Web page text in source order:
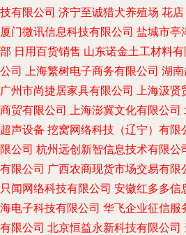
技有限公司 济宁至诚猎犬养殖场 花店
厦门微讯信息科技有限公司 盐城市亭
部 日用百货销售 山东诺金土工材料有
公司 上海繁树电子商务有限公司 湖
广州市尚捷居家具有限公司 上海汲贤
商贸有限公司 上海澎冀文化有限公司
超声设备 挖窝网络科技（辽宁）有限
限公司 杭州远创新智信息技术有限公
有限公司 广西农商现货市场交易有限
只闻网络科技有限公司 安徽红多多信
海电子科技有限公司 华飞企业征信服
有限公司 北京恒益永新科技有限公司